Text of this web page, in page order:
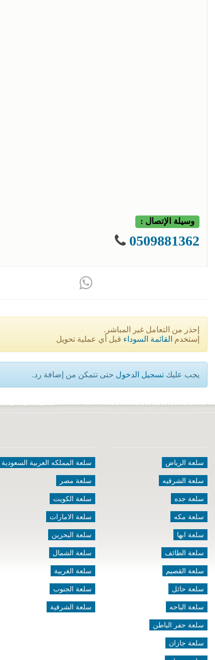
وسيلة الإتصال :
0509881362
إحذر من التعامل غير المباشر.
إستخدم القائمة السوداء قبل أي عملية تحويل
يجب عليك تسجيل الدخول حتى تتمكن من إضافة رد.
سلعة الرياض
سلعة الشرقيه
سلعة جده
سلعة مكه
سلعة ابها
سلعة الطائف
سلعة القصيم
سلعة حائل
سلعة الباحه
سلعة حفر الباطن
سلعة جازان
سلعة المملكه العربية السعودية
سلعة مصر
سلعة الكويت
سلعة الامارات
سلعة البحرين
سلعة الشمال
سلعة الغربية
سلعة الجنوب
سلعة الشرقية